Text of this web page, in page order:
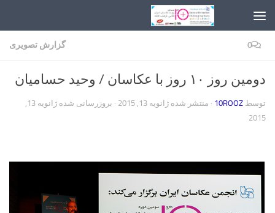
گزارش تصویری 0
دومین روز ۱۰ روز با عکاسان / وحید حسامیان
توسط 10ROOZ · منتشر شده ژانویه 13, 2015 · بروزرسانی شده
ژانویه 13,
2015